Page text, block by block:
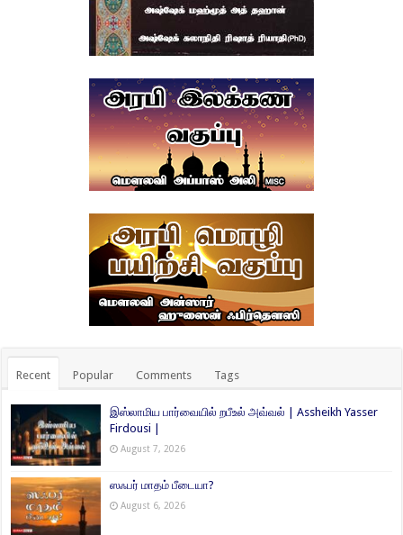
Recent Popular Comments Tags
இஸ்லாமிய பார்வையில் றபீஉல் அவ்வல் | Assheikh Yasser
Firdousi |
August 7, 2026
ஸஃபர் மாதம் பீடையா?
August 6, 2026